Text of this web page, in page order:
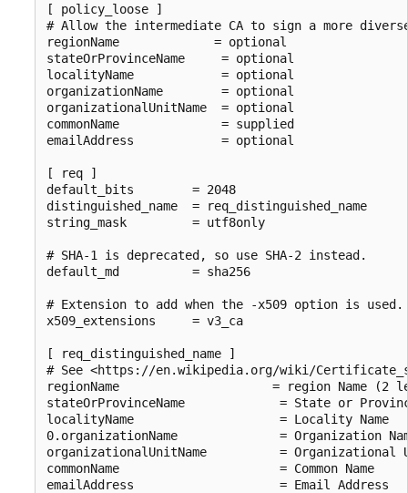
[ policy_loose ]
# Allow the intermediate CA to sign a more
regionName             = optional
stateOrProvinceName     = optional
localityName            = optional
organizationName        = optional
organizationalUnitName  = optional
commonName              = supplied
emailAddress            = optional
[ req ]
default_bits        = 2048
distinguished_name  = req_distinguished_name
string_mask         = utf8only
# SHA-1 is deprecated, so use SHA-2 instead.
default_md          = sha256
# Extension to add when the -x509 option is used.
x509_extensions     = v3_ca
[ req_distinguished_name ]
# See <https://en.wikipedia.org/wiki/
regionName                     = region Name (2
stateOrProvinceName             = State or
localityName                    = Locality Name
0.organizationName              = Organization
organizationalUnitName          = Organizational
commonName                      = Common Name
emailAddress                    = Email Address